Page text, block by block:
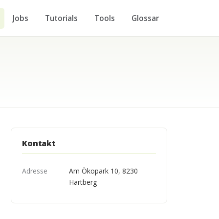
Jobs Tutorials Tools Glossar
Kontakt
Adresse
Am Ökopark 10, 8230
Hartberg